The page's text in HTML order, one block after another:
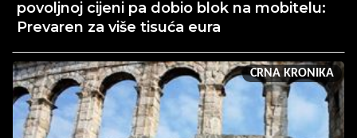
povoljnoj cijeni pa dobio blok na mobitelu:
Prevaren za više tisuća eura
CRNA KRONIKA